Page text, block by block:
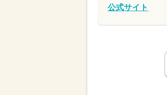
公式サイト